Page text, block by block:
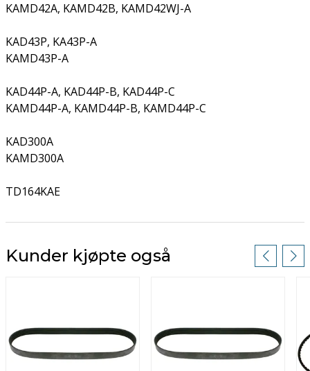
KAMD42A, KAMD42B, KAMD42WJ-A
KAD43P, KA43P-A
KAMD43P-A
KAD44P-A, KAD44P-B, KAD44P-C
KAMD44P-A, KAMD44P-B, KAMD44P-C
KAD300A
KAMD300A
TD164KAE
Kunder kjøpte også